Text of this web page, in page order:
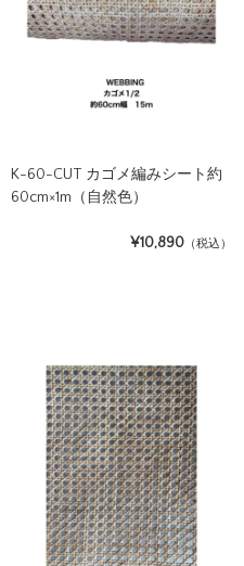
K-60-CUT カゴメ編みシート約
60cm×1m（自然色）
¥10,890 （税込）